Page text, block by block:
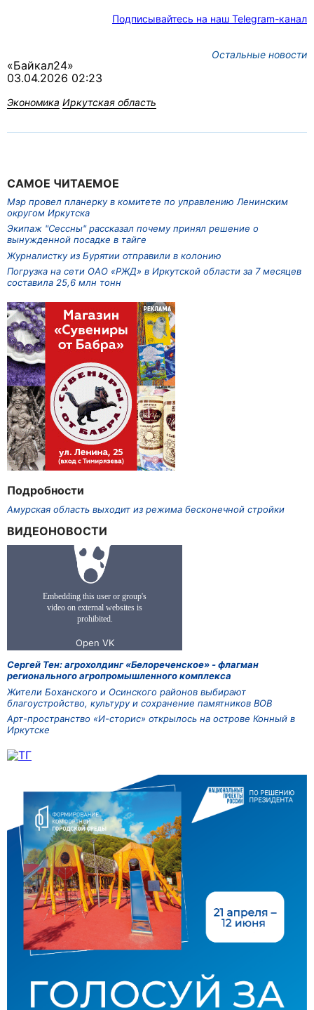
Подписывайтесь на наш Telegram-канал
Остальные новости
«Байкал24»
03.04.2026 02:23
Экономика Иркутская область
САМОЕ ЧИТАЕМОЕ
Мэр провел планерку в комитете по управлению Ленинским
округом Иркутска
Экипаж "Сессны" рассказал почему принял решение о
вынужденной посадке в тайге
Журналистку из Бурятии отправили в колонию
Погрузка на сети ОАО «РЖД» в Иркутской области за 7 месяцев
составила 25,6 млн тонн
Подробности
Амурская область выходит из режима бесконечной стройки
ВИДЕОНОВОСТИ
Сергей Тен: агрохолдинг «Белореченское» - флагман
регионального агропромышленного комплекса
Жители Боханского и Осинского районов выбирают
благоустройство, культуру и сохранение памятников ВОВ
Арт-пространство «И-сторис» открылось на острове Конный в
Иркутске